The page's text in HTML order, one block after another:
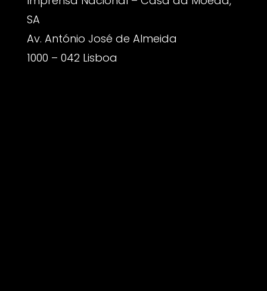
SA
Av. António José de Almeida
1000 – 042 Lisboa